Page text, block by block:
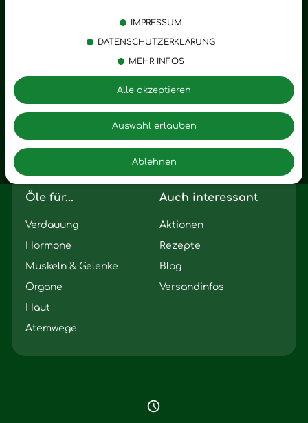
IMPRESSUM
DATENSCHUTZERKLÄRUNG
MEHR INFOS
Ablehnen
Auswahl erlauben
Alle akzeptieren
Zuhause
Stress
Entspannung
Trauer
Romantik
Motivation
Seelischer Schlag
Öle für...
Verdauung
Hormone
Muskeln & Gelenke
Organe
Haut
Atemwege
Auch interessant
Aktionen
Rezepte
Blog
Versandinfos